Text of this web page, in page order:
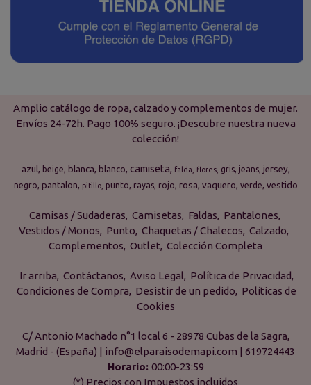
Amplio catálogo de ropa, calzado y complementos de mujer.
Envíos 24-72h. Pago 100% seguro. ¡Descubre nuestra nueva
colección!
azul beige blanca blanco camiseta falda flores gris jeans jersey
negro pantalon pitillo punto rayas rojo rosa vaquero verde vestido
Camisas / Sudaderas Camisetas Faldas
Pantalones
Vestidos / Monos
Punto Chaquetas / Chalecos Calzado
Complementos Outlet Colección Completa
Ir arriba Contáctanos Aviso Legal
Política de Privacidad
Condiciones de Compra
Desistir de un pedido
Políticas de
Cookies
C/ Antonio Machado n°1 local 6 - 28978 Cubas de la Sagra,
Madrid - (España) | info@elparaisodemapi.com | 619724443
Horario: 00:00-23:59
(*) Precios con Impuestos incluidos